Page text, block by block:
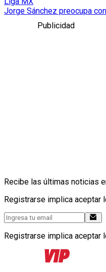
Jorge Sánchez preocupa
Publicidad
Recibe las últimas noticias
Registrarse implica aceptar
Registrarse implica aceptar